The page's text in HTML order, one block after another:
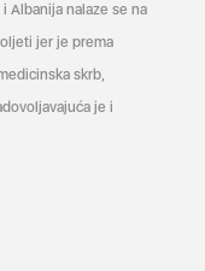
Albanija nalaze se na
jer je prema
skrb,
je i